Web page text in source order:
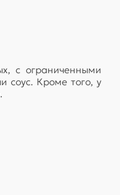
с ограниченными
соус. Кроме того, у